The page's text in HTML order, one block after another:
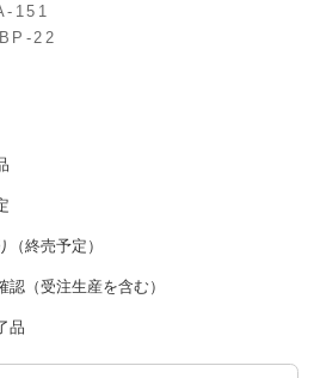
151
22
（終売予定）
認（受注生産を含む）
品